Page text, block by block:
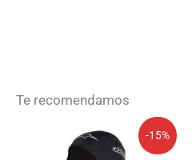
Te recomendamos
-15%
precio
El
precio